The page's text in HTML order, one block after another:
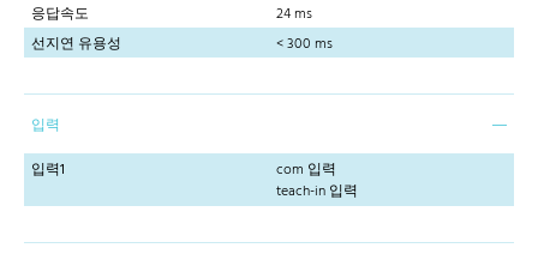
응답속도
24 ms
선지연 유용성
< 300 ms
입력
입력1
com 입력
teach-in 입력